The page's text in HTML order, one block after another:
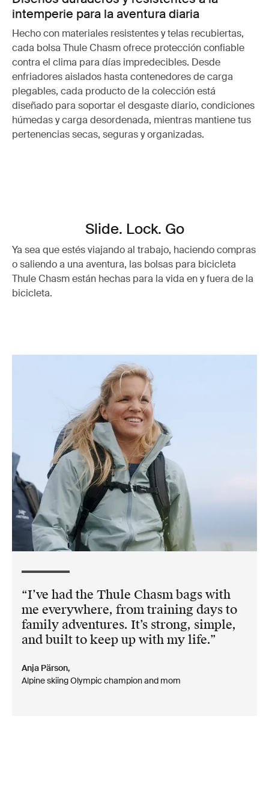
intemperie para la aventura diaria
Hecho con materiales resistentes y telas recubiertas,
cada bolsa Thule Chasm ofrece protección confiable
contra el clima para días impredecibles. Desde
enfriadores aislados hasta contenedores de carga
plegables, cada producto de la colección está
diseñado para soportar el desgaste diario, condiciones
húmedas y carga desordenada, mientras mantiene tus
pertenencias secas, seguras y organizadas.
Slide. Lock. Go
Ya sea que estés viajando al trabajo, haciendo compras
o saliendo a una aventura, las bolsas para bicicleta
Thule Chasm están hechas para la vida en y fuera de la
bicicleta.
I’ve had the Thule Chasm bags with
me everywhere, from training days to
family adventures. It’s strong, simple,
and built to keep up with my life.
Anja Pärson,
Alpine skiing Olympic champion and mom